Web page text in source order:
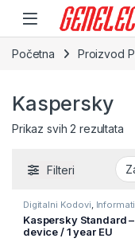
Skip to navigation
Skip to content
Početna Proizvod
Kaspersky
Prikaz svih 2 rezultata
Filteri
Digitalni Kodovi,
Kaspersky Standard –
device / 1 year EU